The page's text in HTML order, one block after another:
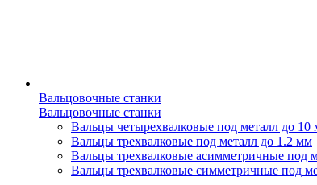
Вальцовочные станки
Вальцовочные станки
Вальцы четырехвалковые под металл до 10
Вальцы трехвалковые под металл до 1.2 мм
Вальцы трехвалковые асимметричные под
Вальцы трехвалковые симметричные под